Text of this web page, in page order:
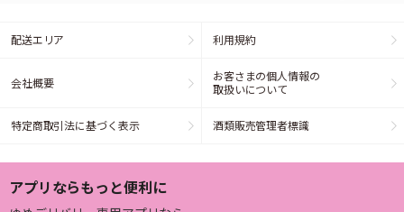
配送エリア 利用規約
会社概要
お客さまの個人情報の
取扱いについて
特定商取引法に基づく表示 酒類販売管理者標識
アプリならもっと便利に